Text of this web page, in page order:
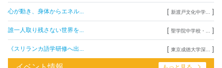
心が動き、身体からエネル... [ 新渡戸文化中学... ]
誰一人取り残さない世界を... [ 聖学院中学校・... ]
《スリランカ語学研修へ出... [ 東京成徳大学深... ]